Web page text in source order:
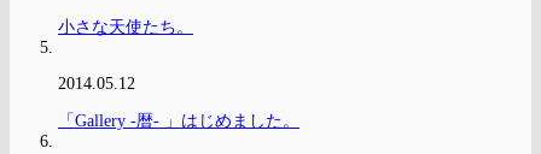
小さな天使たち。
2014.05.12
「Gallery -暦- 」はじめました。